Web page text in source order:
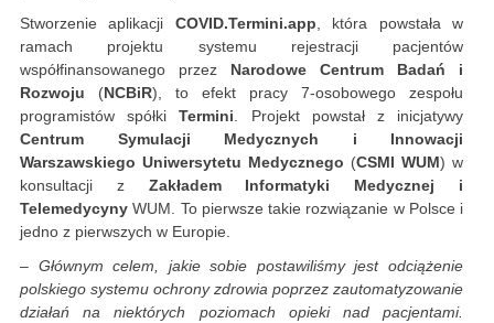
Stworzenie aplikacji COVID.Termini.app, która powstała w
ramach projektu systemu rejestracji pacjentów
współfinansowanego przez Narodowe Centrum Badań i
Rozwoju (NCBiR), to efekt pracy 7-osobowego zespołu
programistów spółkiTermini. Projekt powstał z inicjatywy
Centrum Symulacji Medycznych i Innowacji
Warszawskiego Uniwersytetu Medycznego (CSMI WUM) w
konsultacji z Zakładem Informatyki Medycznej i
Telemedycyny WUM. To pierwsze takie rozwiązanie w Polsce i
jedno z pierwszych w Europie.
– Głównym celem, jakie sobie postawiliśmy jest odciążenie
polskiego systemu ochrony zdrowia poprzez zautomatyzowanie
działań na niektórych poziomach opieki nad pacjentami.